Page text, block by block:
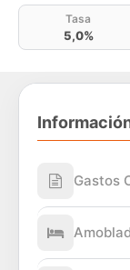
Tasa
5,0%
Gastos